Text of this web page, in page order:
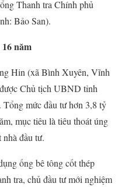
Thanh tra Chính phủ
Bảo San).
năm
Hin (xã Bình Xuyên, Vĩnh
Chủ tịch UBND tỉnh
mức đầu tư hơn 3,8 tỷ
mục tiêu là tiêu thoát úng
đầu tư.
ống bê tông cốt thép
tra, chủ đầu tư mới nghiệm